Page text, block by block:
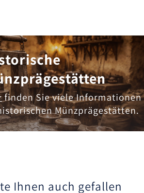
finden Sie viele Informationen
Münzprägestätten.
Ihnen auch gefallen